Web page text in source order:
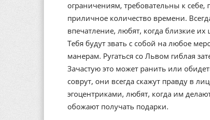
ограничениям, требовательны к себе,
приличное количество времени.
впечатление, любят, когда близкие
Тебя будут звать с собой на любое
манерам. Ругаться со Львом гиблая
Зачастую это может ранить или
соврут, они всегда скажут правду в
эгоцентриками, любят, когда им
обожают получать подарки.